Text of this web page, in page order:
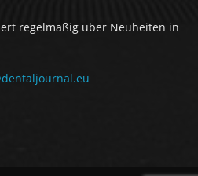
regelmäßig über Neuheiten in